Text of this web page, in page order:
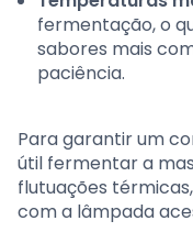
fermentação, o
sabores mais
paciência.
Para garantir um
útil fermentar a
flutuações
com a lâmpada